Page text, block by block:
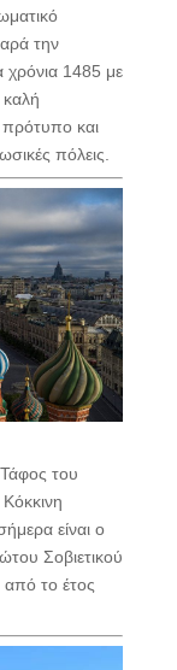
την
χρόνια 1485 με
καλή
και
πόλεις.
του
είναι ο
Σοβιετικού
από το έτος